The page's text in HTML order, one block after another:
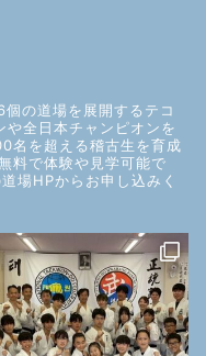
の道場を展開するテコ
や全日本チャンピオンを
名を超える稽古生を育成
料で体験や見学可能で
場HPからお申し込みく